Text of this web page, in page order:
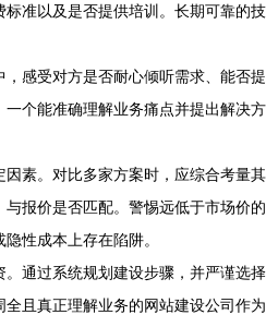
准以及是否提供培训。长期可靠的技
感受对方是否耐心倾听需求、能否提
个能准确理解业务痛点并提出解决方
素。对比多家方案时，应综合考量其
报价是否匹配。警惕远低于市场价的
性成本上存在陷阱。
通过系统规划建设步骤，并严谨选择
且真正理解业务的网站建设公司作为